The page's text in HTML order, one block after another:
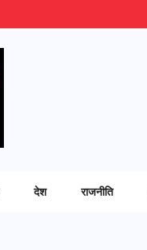
देश राजनीति